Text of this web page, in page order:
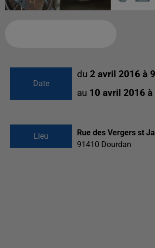
Date
du 2 avril 2016 à
au 10 avril 2016 à
Lieu
Rue des Vergers st
91410 Dourdan